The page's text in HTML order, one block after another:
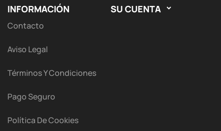
INFORMACIÓN
Contacto
Aviso Legal
Términos Y Condiciones
Pago Seguro
Política De Cookies
SU CUENTA 